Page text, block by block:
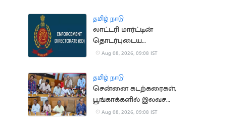
தமிழ் நாடு
லாட்டரி மார்ட்டின்
தொடர்புடைய
இடங்களில்
சோதனை
Aug 08, 2026, 09:08 IST
தமிழ் நாடு
சென்னை கடற்கரைகள்,
பூங்காக்களில் இலவச
Wi-FiAug 08, 2026, 09:08 IST